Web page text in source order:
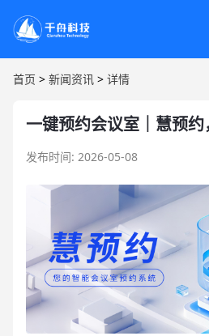
首页 > 新闻资讯 > 详情
一键预约会议室｜慧预
发布时间: 2026-05-08